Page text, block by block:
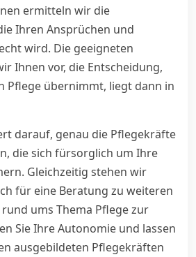
ermitteln wir die
Ihren Ansprüchen und
wird. Die geeigneten
Ihnen vor, die Entscheidung,
Pflege übernimmt, liegt dann in
darauf, genau die Pflegekräfte
die sich fürsorglich um Ihre
Gleichzeitig stehen wir
für eine Beratung zu weiteren
ums Thema Pflege zur
Sie Ihre Autonomie und lassen
ausgebildeten Pflegekräften